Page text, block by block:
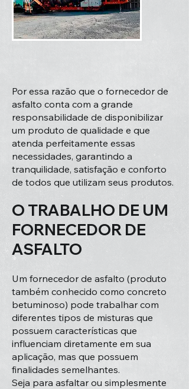
Por essa razão que o fornecedor de
asfalto conta com a grande
responsabilidade de disponibilizar
um produto de qualidade e que
atenda perfeitamente essas
necessidades, garantindo a
tranquilidade, satisfação e conforto
de todos que utilizam seus produtos.
O TRABALHO DE UM
FORNECEDOR DE
ASFALTO
Um fornecedor de asfalto (produto
também conhecido como concreto
betuminoso) pode trabalhar com
diferentes tipos de misturas que
possuem características que
influenciam diretamente em sua
aplicação, mas que possuem
finalidades semelhantes.
Seja para asfaltar ou simplesmente